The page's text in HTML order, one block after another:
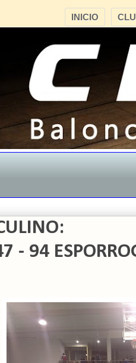
INICIO
- 94